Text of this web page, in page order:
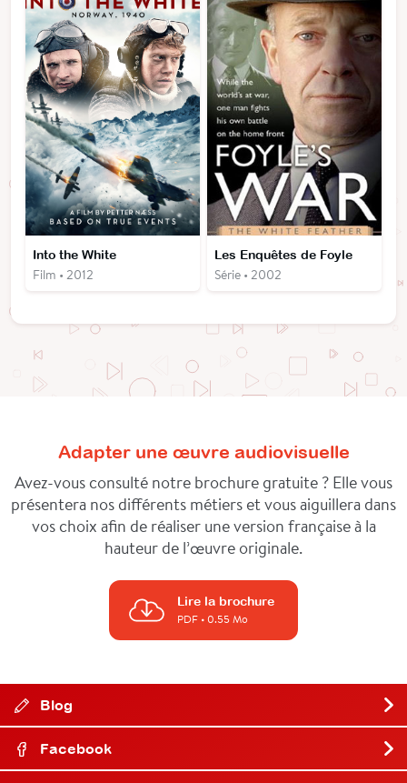
Into the White
Film • 2012
Les Enquêtes de Foyle
Série • 2002
Adapter une œuvre audiovisuelle
Avez-vous consulté notre brochure gratuite ? Elle vous
présentera nos différents métiers et vous aiguillera dans
vos choix afin de réaliser une version française à la
hauteur de l’œuvre originale.
Lire la brochure
PDF• 0.55 Mo
Blog
Facebook